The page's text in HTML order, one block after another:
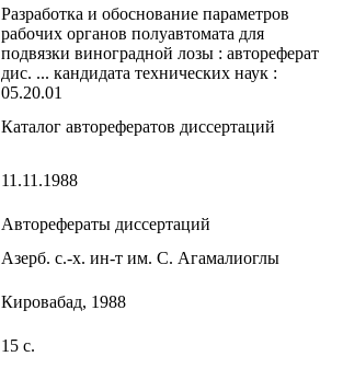
Разработка и обоснование параметров
рабочих органов полуавтомата для
подвязки виноградной лозы : автореферат
дис. ... кандидата технических наук :
05.20.01
Каталог авторефератов диссертаций
11.11.1988
Авторефераты диссертаций
Азерб. с.-х. ин-т им. С. Агамалиоглы
Кировабад, 1988
15 с.